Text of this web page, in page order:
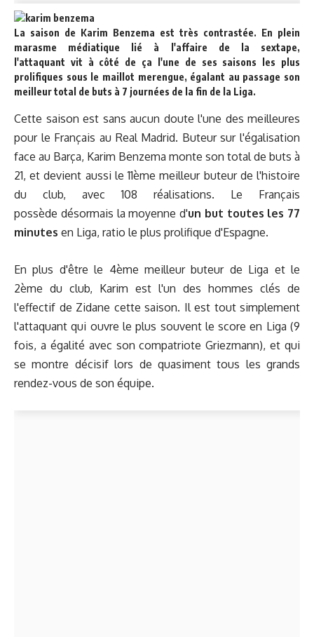
La saison de Karim Benzema est très contrastée. En plein
marasme médiatique lié à l'affaire de la sextape,
l'attaquant vit à côté de ça l'une de ses saisons les plus
prolifiques sous le maillot merengue, égalant au passage son
meilleur total de buts à 7 journées de la fin de la Liga.
Cette saison est sans aucun doute l'une des meilleures
pour le Français au Real Madrid. Buteur sur l'égalisation
face au Barça, Karim Benzema monte son total de buts à
21, et devient aussi le 11ème meilleur buteur de l'histoire
du club, avec 108 réalisations. Le Français
possède désormais la moyenne d'un but toutes les 77
minutes en Liga, ratio le plus prolifique d'Espagne.
En plus d'être le 4ème meilleur buteur de Liga et le
2ème du club, Karim est l'un des hommes clés de
l'effectif de Zidane cette saison. Il est tout simplement
l'attaquant qui ouvre le plus souvent le score en Liga (9
fois, a égalité avec son compatriote Griezmann), et qui
se montre décisif lors de quasiment tous les grands
rendez-vous de son équipe.